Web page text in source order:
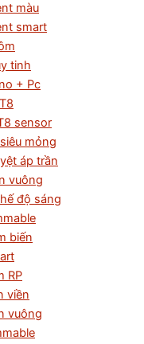
màu
smart
tinh
+ Pc
sensor
mỏng
áp trần
vuông
độ sáng
biến
RP
viền
vuông